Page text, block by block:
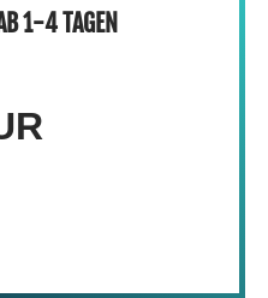
1-4 TAGEN